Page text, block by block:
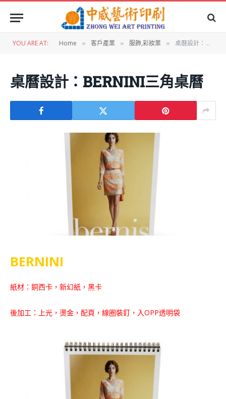
YOU ARE AT: Home » 客戶產業 » 服飾,彩妝業 » 桌曆設計：BERNINI三角桌曆
桌曆設計：BERNINI三角桌曆
BERNINI
紙材：銅西卡，新幻紙，黑卡
後加工：上光，燙金，配頁，線圈裝釘，入OPP透明袋